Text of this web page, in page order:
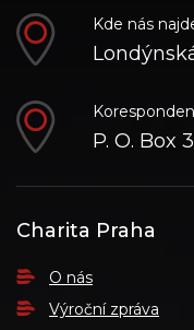
Kde nás
P. O. Box
Charita Praha
O nás
Výroční zpráva